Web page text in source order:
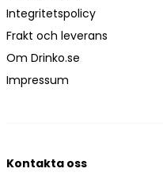
Integritetspolicy
Frakt och leverans
Om Drinko.se
Impressum
Kontakta oss